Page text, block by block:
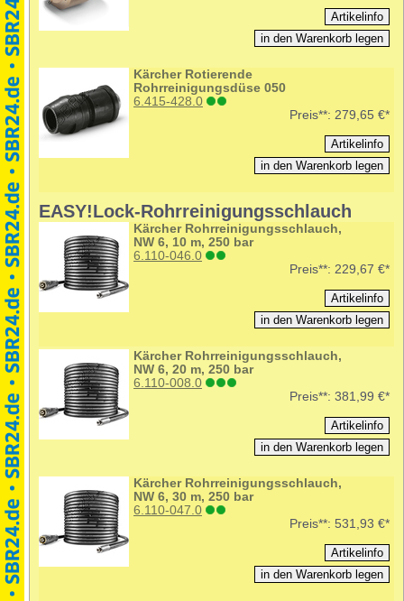
Kärcher Rotierende
Rohrreinigungsdüse 050
6.415-428.0
Preis**: 279,65 €*
EASY!Lock-Rohrreinigungsschlauch
Kärcher Rohrreinigungsschlauch,
NW 6, 10 m, 250 bar
6.110-046.0
Preis**: 229,67 €*
Kärcher Rohrreinigungsschlauch,
NW 6, 20 m, 250 bar
6.110-008.0
Preis**: 381,99 €*
Kärcher Rohrreinigungsschlauch,
NW 6, 30 m, 250 bar
6.110-047.0
Preis**: 531,93 €*